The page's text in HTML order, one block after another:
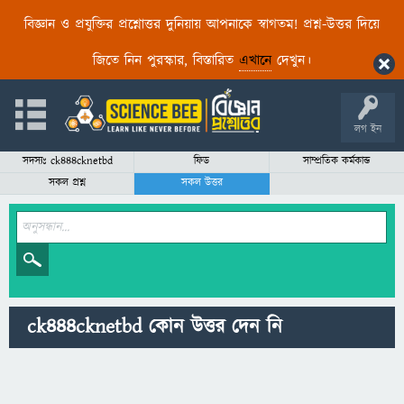
বিজ্ঞান ও প্রযুক্তির প্রশ্নোত্তর দুনিয়ায় আপনাকে স্বাগতম! প্রশ্ন-উত্তর দিয়ে
জিতে নিন পুরস্কার, বিস্তারিত এখানেদেখুন।
লগ ইন
সদস্যঃ ck444cknetbd ফিড
সাম্প্রতিক কর্মকান্ড
সকল প্রশ্ন
সকল উত্তর
ck444cknetbd কোন উত্তর দেন নি